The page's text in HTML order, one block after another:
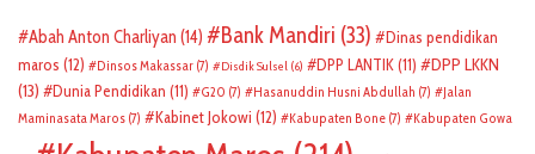
Abah Anton Charliyan (14) Bank Mandiri (33)
Dinas pendidikan
maros (12) Dinsos Makassar (7) Disdik Sulsel (6) DPP LANTIK(11)
DPP LKKN
(13)
Dunia Pendidikan (11) G20 (7) Hasanuddin Husni Abdullah (7)
Jalan
Maminasata Maros (7) Kabinet Jokowi (12) Kabupaten Bone (7) Kabupaten Gowa